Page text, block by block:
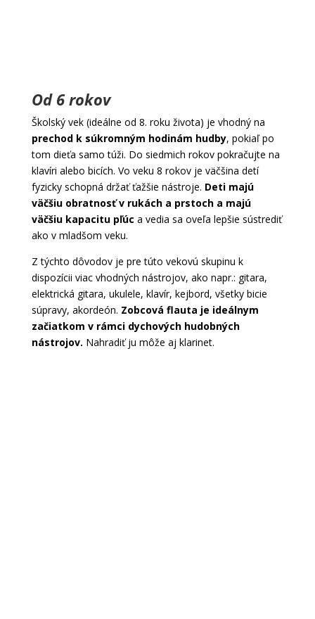
Od 6 rokov
Školský vek (ideálne od 8. roku života) je vhodný na
prechod k súkromným hodinám hudby, pokiaľ po
tom dieťa samo túži. Do siedmich rokov pokračujte na
klavíri alebo bicích. Vo veku 8 rokov je väčšina detí
fyzicky schopná držať ťažšie nástroje. Deti majú
väčšiu obratnosť v rukách a prstoch a majú
väčšiu kapacitu pľúc a vedia sa oveľa lepšie sústrediť
ako v mladšom veku.
Z týchto dôvodov je pre túto vekovú skupinu k
dispozícii viac vhodných nástrojov, ako napr.: gitara,
elektrická gitara, ukulele, klavír, kejbord, všetky bicie
súpravy, akordeón. Zobcová flauta je ideálnym
začiatkom v rámci dychových hudobných
nástrojov. Nahradiť ju môže aj klarinet.